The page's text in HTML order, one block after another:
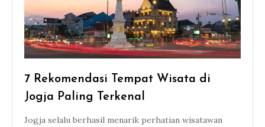
7 Rekomendasi Tempat Wisata di
Jogja Paling Terkenal
Jogja selalu berhasil menarik perhatian wisatawan